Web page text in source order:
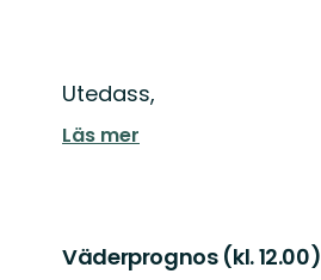
Beskrivning
Utedass,
Läs mer
Väderprognos (kl. 12.00)